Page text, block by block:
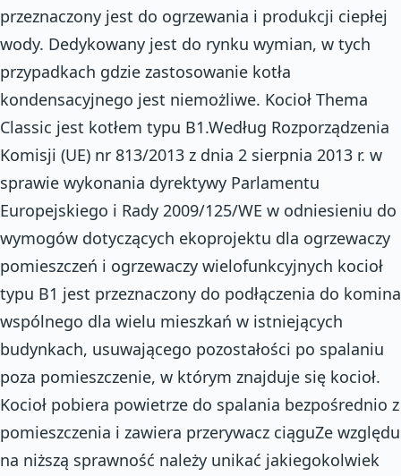
przeznaczony jest do ogrzewania i produkcji ciepłej
wody. Dedykowany jest do rynku wymian, w tych
przypadkach gdzie zastosowanie kotła
kondensacyjnego jest niemożliwe. Kocioł Thema
Classic jest kotłem typu B1.Według Rozporządzenia
Komisji (UE) nr 813/2013 z dnia 2 sierpnia 2013 r. w
sprawie wykonania dyrektywy Parlamentu
Europejskiego i Rady 2009/125/WE w odniesieniu do
wymogów dotyczących ekoprojektu dla ogrzewaczy
pomieszczeń i ogrzewaczy wielofunkcyjnych kocioł
typu B1 jest przeznaczony do podłączenia do komina
wspólnego dla wielu mieszkań w istniejących
budynkach, usuwającego pozostałości po spalaniu
poza pomieszczenie, w którym znajduje się kocioł.
Kocioł pobiera powietrze do spalania bezpośrednio z
pomieszczenia i zawiera przerywacz ciąguZe względu
na niższą sprawność należy unikać jakiegokolwiek